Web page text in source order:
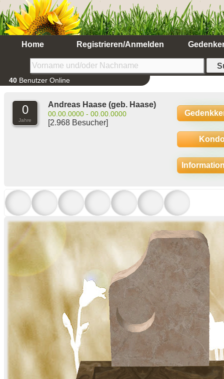
Home Registrieren/Anmelden
40 Benutzer Online
0
Jahre
Andreas Haase (geb. Haase)
00.00.0000 - 00.00.0000
[2.968 Besucher]